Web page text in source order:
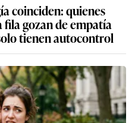
coinciden: quienes
gozan de empatía
tienen autocontrol